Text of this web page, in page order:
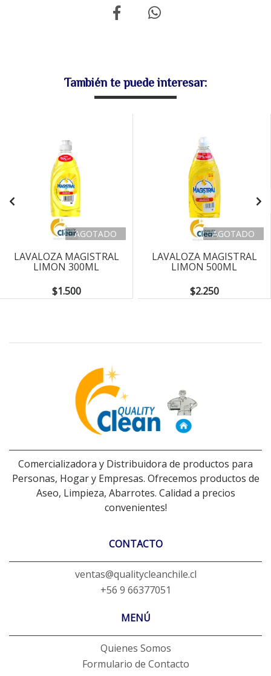
También te puede interesar:
AGOTADO
LAVALOZA MAGISTRAL
LIMON 300ML
$1.500
AGOTADO
LAVALOZA MAGISTRAL
LIMON 500ML
$2.250
Comercializadora y Distribuidora de productos para
Personas, Hogar y Empresas. Ofrecemos productos de
Aseo, Limpieza, Abarrotes. Calidad a precios
convenientes!
CONTACTO
ventas@qualitycleanchile.cl
+56 9 66377051
MENÚ
Quienes Somos
Formulario de Contacto